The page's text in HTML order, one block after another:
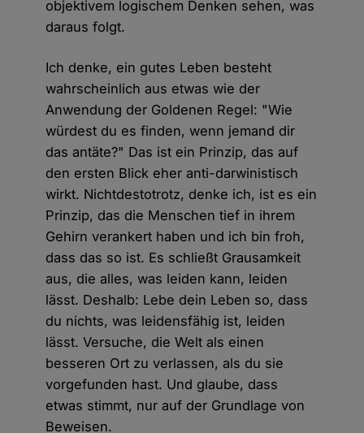
objektivem logischem Denken sehen, was
daraus folgt.
Ich denke, ein gutes Leben besteht
wahrscheinlich aus etwas wie der
Anwendung der Goldenen Regel: "Wie
würdest du es finden, wenn jemand dir
das antäte?" Das ist ein Prinzip, das auf
den ersten Blick eher anti-darwinistisch
wirkt. Nichtdestotrotz, denke ich, ist es ein
Prinzip, das die Menschen tief in ihrem
Gehirn verankert haben und ich bin froh,
dass das so ist. Es schließt Grausamkeit
aus, die alles, was leiden kann, leiden
lässt. Deshalb: Lebe dein Leben so, dass
du nichts, was leidensfähig ist, leiden
lässt. Versuche, die Welt als einen
besseren Ort zu verlassen, als du sie
vorgefunden hast. Und glaube, dass
etwas stimmt, nur auf der Grundlage von
Beweisen.